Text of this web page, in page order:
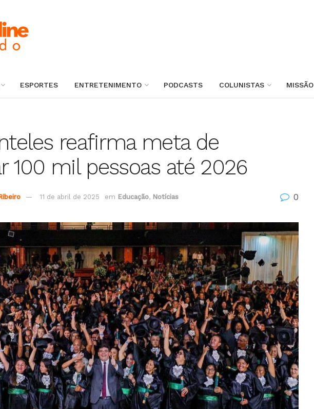
ESPORTES ENTRETENIMENTO PODCASTS COLUNISTAS MISSÃO
reafirma meta de
100 mil pessoas até 2026
11 de abril de 2025 em Educação, Notícias 0